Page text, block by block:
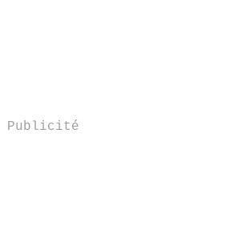
Publicité